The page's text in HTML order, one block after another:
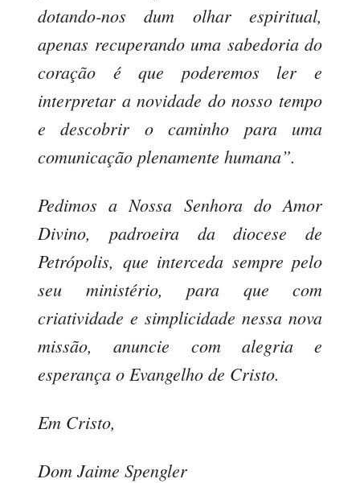
dotando-nos dum olhar espiritual,
apenas recuperando uma sabedoria do
coração é que poderemos ler e
interpretar a novidade do nosso tempo
e descobrir o caminho para uma
comunicação plenamente humana”.
Pedimos a Nossa Senhora do Amor
Divino, padroeira da diocese de
Petrópolis, que interceda sempre pelo
seu ministério, para que com
criatividade e simplicidade nessa nova
missão, anuncie com alegria e
esperança o Evangelho de Cristo.
Em Cristo,
Dom Jaime Spengler